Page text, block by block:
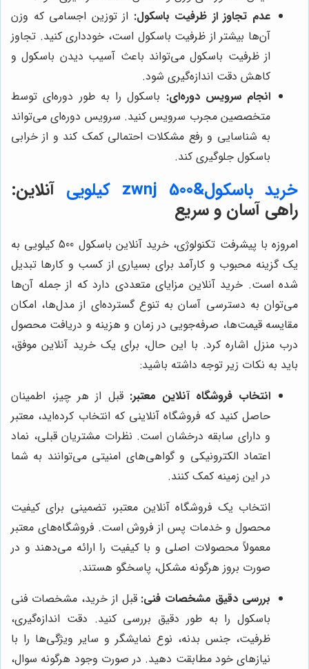
عدم تجاوز از ظرفیت باسکول: از توزین اجسامی که وزن
آن‌ها بیشتر از ظرفیت باسکول است، خودداری کنید. تجاوز
از ظرفیت باسکول می‌تواند باعث آسیب دیدن باسکول و
کاهش دقت اندازه‌گیری شود.
انجام سرویس دوره‌ای: باسکول را به طور دوره‌ای توسط
متخصصین مجرب سرویس کنید. سرویس دوره‌ای می‌تواند
به شناسایی و رفع مشکلات احتمالی کمک کند و از خرابی
باسکول جلوگیری کند.
خرید باسکول&zwnj 500 کیلویی آنلاین:
راهی آسان و سریع
امروزه با پیشرفت تکنولوژی، خرید آنلاین باسکول 500 کیلویی به
یک گزینه محبوب و کارآمد برای بسیاری از کسب و کارها تبدیل
شده است. خرید آنلاین مزایای متعددی دارد که از جمله آن‌ها
می‌توان به دسترسی آسان به تنوع گسترده‌ای از مدل‌ها، امکان
مقایسه قیمت‌ها، صرفه‌جویی در زمان و هزینه و دریافت محصول
درب منزل اشاره کرد. با این حال، برای یک خرید آنلاین موفق،
باید به نکات زیر توجه داشته باشید:
انتخاب فروشگاه آنلاین معتبر: قبل از هر چیز، اطمینان
حاصل کنید که فروشگاه آنلاینی که انتخاب کرده‌اید، معتبر
و دارای سابقه درخشان است. نظرات مشتریان قبلی، نماد
اعتماد الکترونیکی و گواهی‌های امنیتی می‌توانند به شما
در این زمینه کمک کنند.
انتخاب یک فروشگاه آنلاین معتبر، تضمینی برای کیفیت
محصول و خدمات پس از فروش است. فروشگاه‌های معتبر
معمولاً محصولات اصلی و با کیفیت را ارائه می‌دهند و در
صورت بروز هرگونه مشکل، پاسخگو هستند.
بررسی دقیق مشخصات فنی: قبل از خرید، مشخصات فنی
باسکول را به طور دقیق بررسی کنید. دقت اندازه‌گیری،
ظرفیت، جنس بدنه، نوع نمایشگر و سایر ویژگی‌ها را با
نیازهای خود مطابقت دهید. در صورت وجود هرگونه سوال،